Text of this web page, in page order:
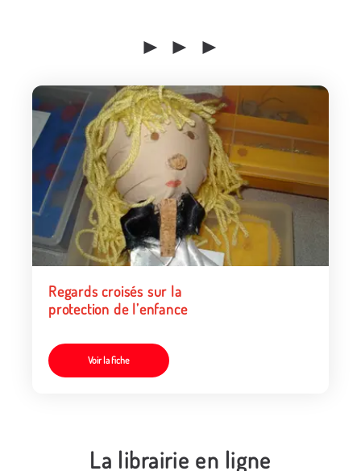
► ► ►
Regards croisés sur la
protection de l’enfance
Voir la fiche
La librairie en ligne